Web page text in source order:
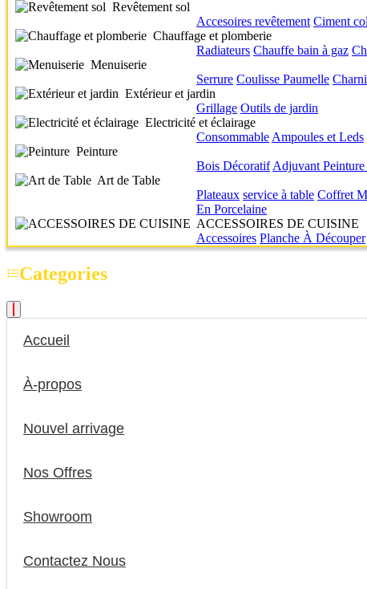
Revêtement sol
Accesoires revêtement Ciment
Chauffage et plomberie
Radiateurs Chauffe bain à gaz
Menuiserie
Serrure Coulisse Paumelle
Extérieur et jardin
Grillage Outils de jardin
Electricité et éclairage
Consommable Ampoules et Leds
Peinture
Bois Décoratif Adjuvant
Art de Table
Plateaux service à table Coffret
En Porcelaine
ACCESSOIRES DE CUISINE
Accessoires Planche À Découper
Categories
Accueil
À-propos
Nouvel arrivage
Nos Offres
Showroom
Contactez Nous